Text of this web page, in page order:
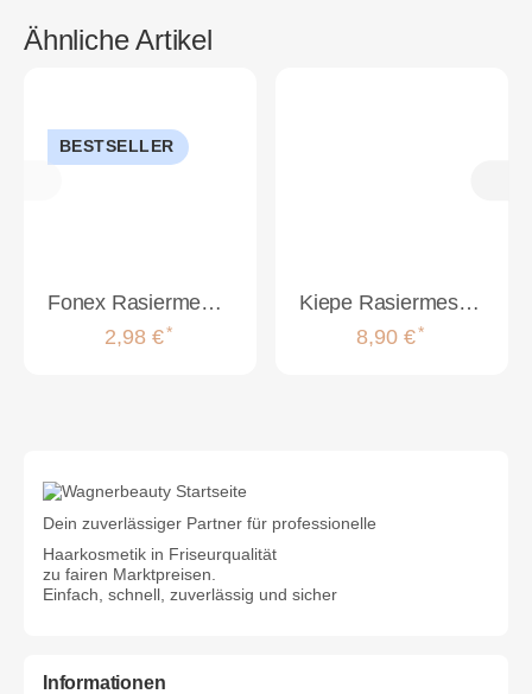
Ähnliche Artikel
BESTSELLER
Fonex Rasiermesser Ali Biyikli
2,98 €*
Kiepe Rasiermesser Metall Aluminium schwarz
8,90 €*
Dein zuverlässiger Partner für professionelle
Haarkosmetik in Friseurqualität
zu fairen Marktpreisen.
Einfach, schnell, zuverlässig und sicher
Informationen